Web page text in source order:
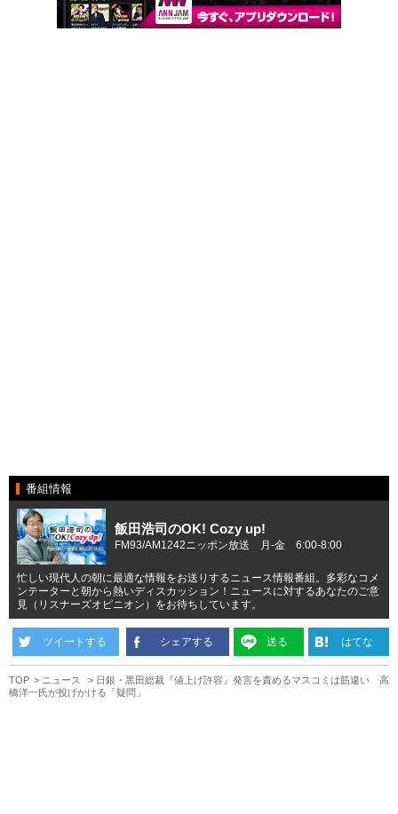
番組情報
飯田浩司のOK! Cozy up!
FM93/AM1242ニッポン放送 月-金 6:00-8:00
忙しい現代人の朝に最適な情報をお送りするニュース情報番組。多彩なコメ
ンテーターと朝から熱いディスカッション！ニュースに対するあなたのご意
見（リスナーズオピニオン）をお待ちしています。
ツイートする シェアする 送る はてな
TOP ニュース
日銀・黒田総裁『値上げ許容』発言を責めるマスコミは筋違い 高
橋洋一氏が投げかける「疑問」